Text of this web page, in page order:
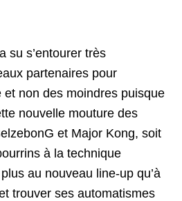
su s’entourer très
partenaires pour
et non des moindres puisque
nouvelle mouture des
et Major Kong, soit
à la technique
au nouveau line-up qu’à
trouver ses automatismes